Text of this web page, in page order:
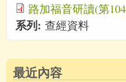
路加福音研讀(第
系列: 查經資料
最近內容